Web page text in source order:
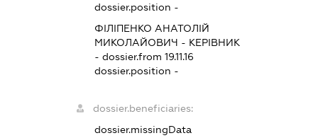
dossier.position -
ФІЛІПЕНКО АНАТОЛІЙ
МИКОЛАЙОВИЧ - КЕРІВНИК
- dossier.from 19.11.16
dossier.position -
dossier.beneficiaries:
dossier.missingData